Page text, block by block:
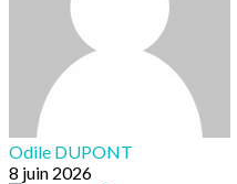
Odile DUPONT
8 juin 2026